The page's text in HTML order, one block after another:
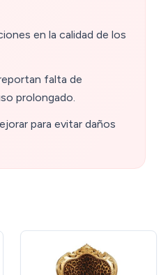
en la calidad de los
falta de
prolongado.
para evitar daños